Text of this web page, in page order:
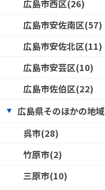
広島市西区(26)
広島市安佐南区(57)
広島市安佐北区(11)
広島市安芸区(10)
広島市佐伯区(22)
広島県そのほかの地域
呉市(28)
竹原市(2)
三原市(10)